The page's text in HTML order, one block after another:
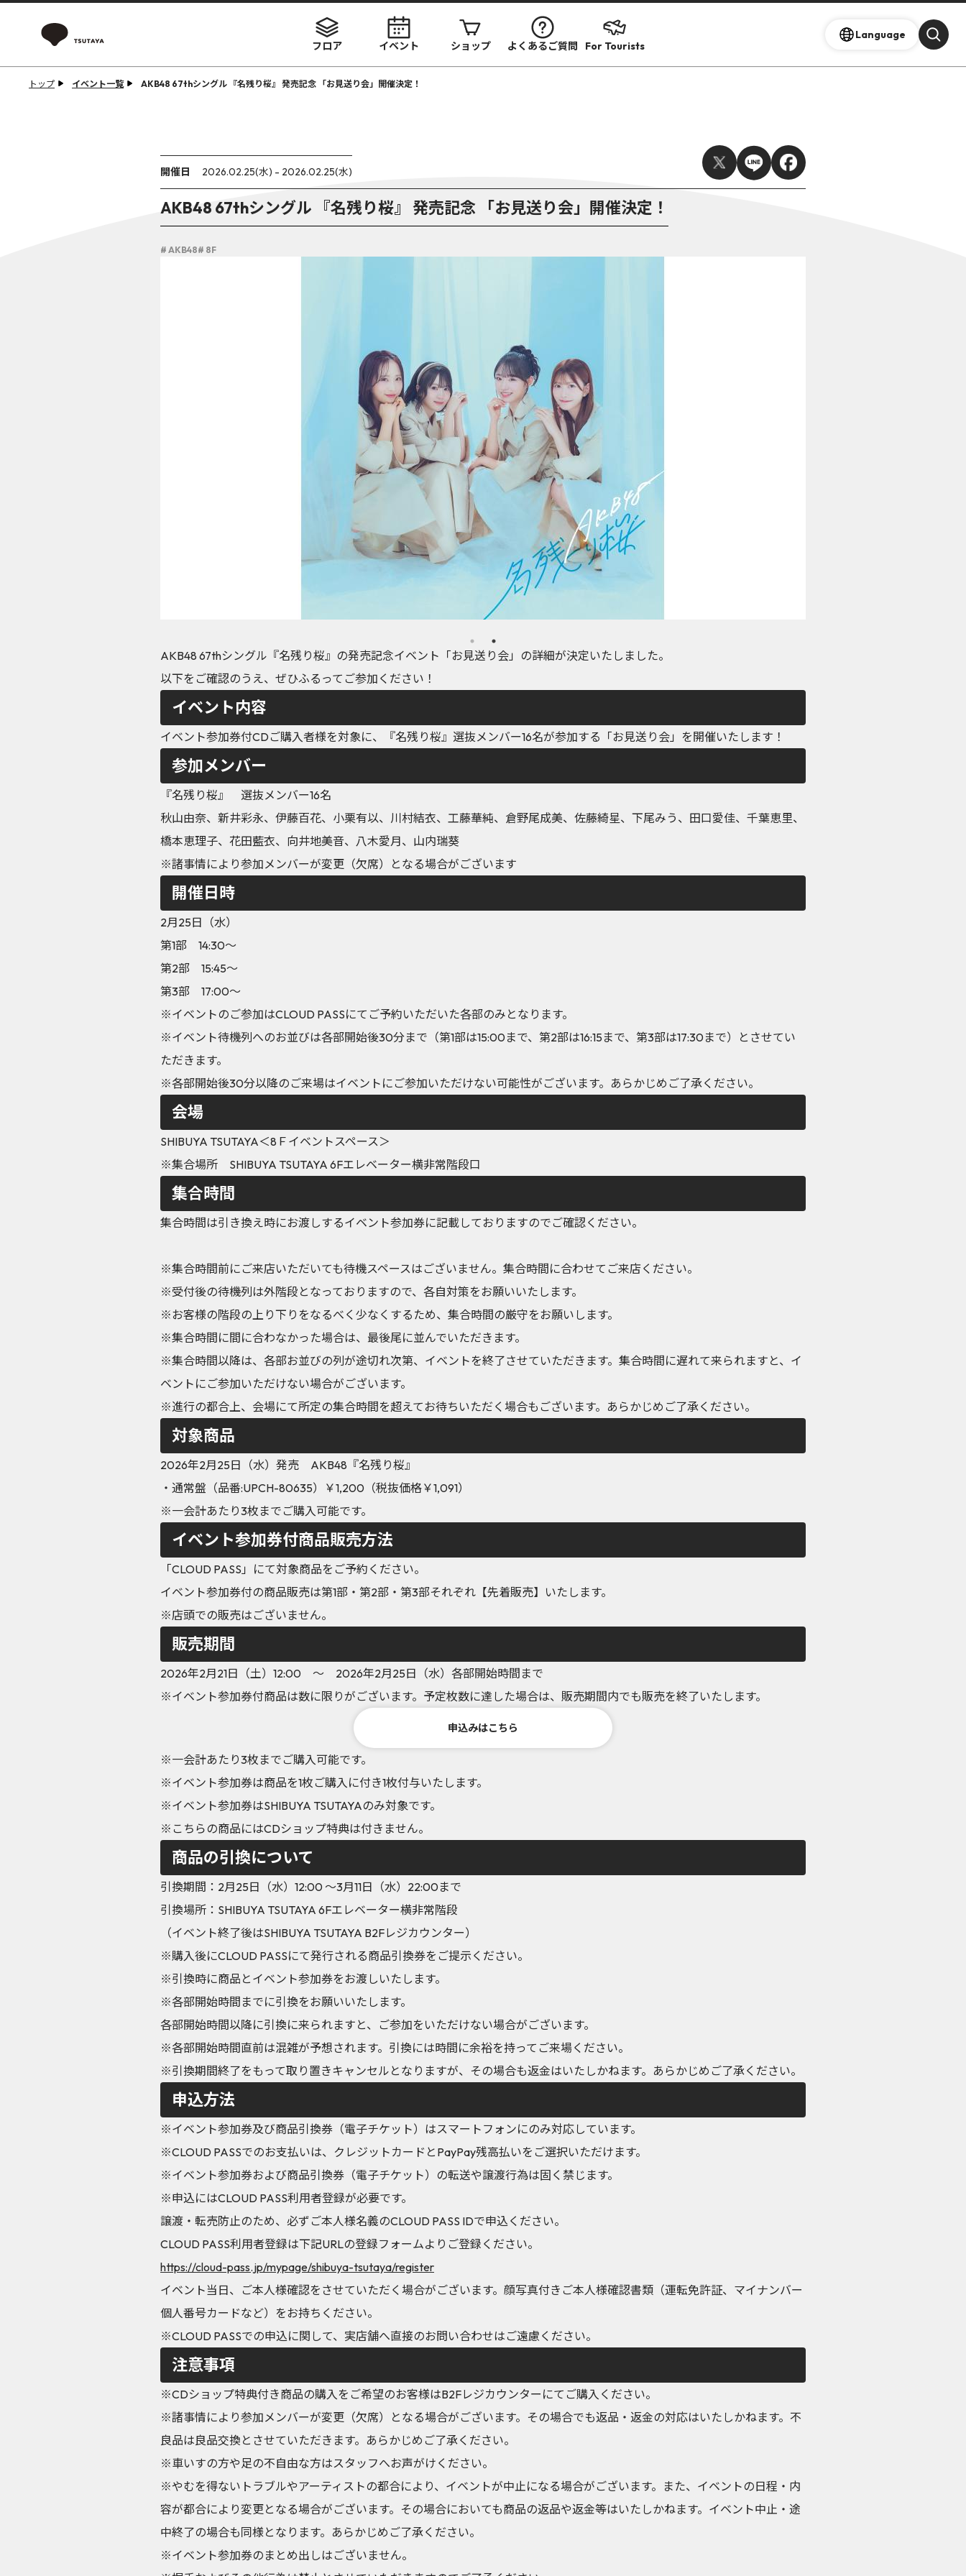
フロア イベント ショップ よくあるご質問 For Tourists
Language
トップ イベント一覧 AKB48 67thシングル 『名残り桜』 発売記念 「お見送り会」開催決定！
開催日 2026.02.25(水) - 2026.02.25(水)
AKB48 67thシングル 『名残り桜』 発売記念 「お見送り会」開催決定！
# AKB48# 8F
AKB48 67thシングル『名残り桜』の発売記念イベント「お見送り会」の詳細が決定いたしました。
以下をご確認のうえ、ぜひふるってご参加ください！
イベント内容
イベント参加券付CDご購入者様を対象に、『名残り桜』選抜メンバー16名が参加する「お見送り会」を開催いたします！
参加メンバー
『名残り桜』 選抜メンバー16名
秋山由奈、新井彩永、伊藤百花、小栗有以、川村結衣、工藤華純、倉野尾成美、佐藤綺星、下尾みう、田口愛佳、千葉恵里、
橋本恵理子、花田藍衣、向井地美音、八木愛月、山内瑞葵
※諸事情により参加メンバーが変更（欠席）となる場合がございます
開催日時
2月25日（水）
第1部 14:30～
第2部 15:45～
第3部 17:00～
※イベントのご参加はCLOUD PASSにてご予約いただいた各部のみとなります。
※イベント待機列へのお並びは各部開始後30分まで（第1部は15:00まで、第2部は16:15まで、第3部は17:30まで）とさせてい
ただきます。
※各部開始後30分以降のご来場はイベントにご参加いただけない可能性がございます。あらかじめご了承ください。
会場
SHIBUYA TSUTAYA＜8Ｆイベントスペース＞
※集合場所 SHIBUYA TSUTAYA 6Fエレベーター横非常階段口
集合時間
集合時間は引き換え時にお渡しするイベント参加券に記載しておりますのでご確認ください。
※集合時間前にご来店いただいても待機スペースはございません。集合時間に合わせてご来店ください。
※受付後の待機列は外階段となっておりますので、各自対策をお願いいたします。
※お客様の階段の上り下りをなるべく少なくするため、集合時間の厳守をお願いします。
※集合時間に間に合わなかった場合は、最後尾に並んでいただきます。
※集合時間以降は、各部お並びの列が途切れ次第、イベントを終了させていただきます。集合時間に遅れて来られますと、イ
ベントにご参加いただけない場合がございます。
※進行の都合上、会場にて所定の集合時間を超えてお待ちいただく場合もございます。あらかじめご了承ください。
対象商品
2026年2月25日（水）発売 AKB48『名残り桜』
・通常盤（品番:UPCH-80635）￥1,200（税抜価格￥1,091）
※一会計あたり3枚までご購入可能です。
イベント参加券付商品販売方法
「CLOUD PASS」にて対象商品をご予約ください。
イベント参加券付の商品販売は第1部・第2部・第3部それぞれ【先着販売】いたします。
※店頭での販売はございません。
販売期間
2026年2月21日（土）12:00 ～ 2026年2月25日（水）各部開始時間まで
※イベント参加券付商品は数に限りがございます。予定枚数に達した場合は、販売期間内でも販売を終了いたします。
申込みはこちら
※一会計あたり3枚までご購入可能です。
※イベント参加券は商品を1枚ご購入に付き1枚付与いたします。
※イベント参加券はSHIBUYA TSUTAYAのみ対象です。
※こちらの商品にはCDショップ特典は付きません。
商品の引換について
引換期間：2月25日（水）12:00 ～3月11日（水）22:00まで
引換場所：SHIBUYA TSUTAYA 6Fエレベーター横非常階段
（イベント終了後はSHIBUYA TSUTAYA B2Fレジカウンター）
※購入後にCLOUD PASSにて発行される商品引換券をご提示ください。
※引換時に商品とイベント参加券をお渡しいたします。
※各部開始時間までに引換をお願いいたします。
各部開始時間以降に引換に来られますと、ご参加をいただけない場合がございます。
※各部開始時間直前は混雑が予想されます。引換には時間に余裕を持ってご来場ください。
※引換期間終了をもって取り置きキャンセルとなりますが、その場合も返金はいたしかねます。あらかじめご了承ください。
申込方法
※イベント参加券及び商品引換券（電子チケット）はスマートフォンにのみ対応しています。
※CLOUD PASSでのお支払いは、クレジットカードとPayPay残高払いをご選択いただけます。
※イベント参加券および商品引換券（電子チケット）の転送や譲渡行為は固く禁じます。
※申込にはCLOUD PASS利用者登録が必要です。
譲渡・転売防止のため、必ずご本人様名義のCLOUD PASS IDで申込ください。
CLOUD PASS利用者登録は下記URLの登録フォームよりご登録ください。
https://cloud-pass.jp/mypage/shibuya-tsutaya/register
イベント当日、ご本人様確認をさせていただく場合がございます。顔写真付きご本人様確認書類（運転免許証、マイナンバー
個人番号カードなど）をお持ちください。
※CLOUD PASSでの申込に関して、実店舗へ直接のお問い合わせはご遠慮ください。
注意事項
※CDショップ特典付き商品の購入をご希望のお客様はB2Fレジカウンターにてご購入ください。
※諸事情により参加メンバーが変更（欠席）となる場合がございます。その場合でも返品・返金の対応はいたしかねます。不
良品は良品交換とさせていただきます。あらかじめご了承ください。
※車いすの方や足の不自由な方はスタッフへお声がけください。
※やむを得ないトラブルやアーティストの都合により、イベントが中止になる場合がございます。また、イベントの日程・内
容が都合により変更となる場合がございます。その場合においても商品の返品や返金等はいたしかねます。イベント中止・途
中終了の場合も同様となります。あらかじめご了承ください。
※イベント参加券のまとめ出しはございません。